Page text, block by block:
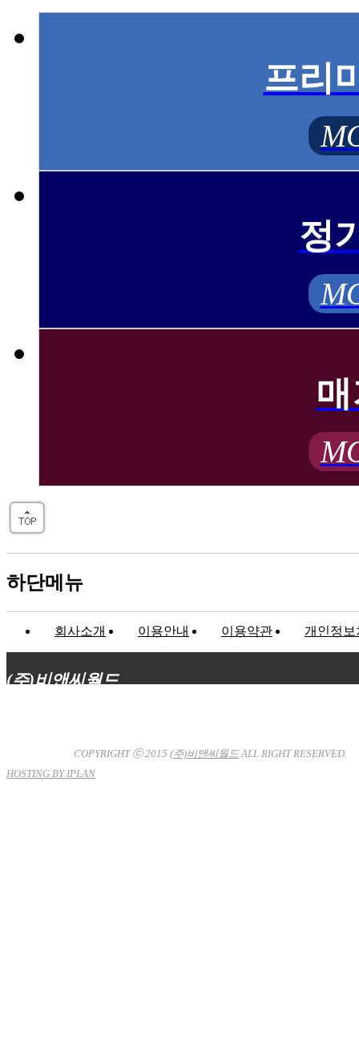
프리
정
하단메뉴
회사소개 이용안내 이용약관 개인정보
(주)비앤씨월드
COPYRIGHT ⓒ 2015 (주)비앤씨월드ALL RIGHT RESERVED.
HOSTING BY IPLAN